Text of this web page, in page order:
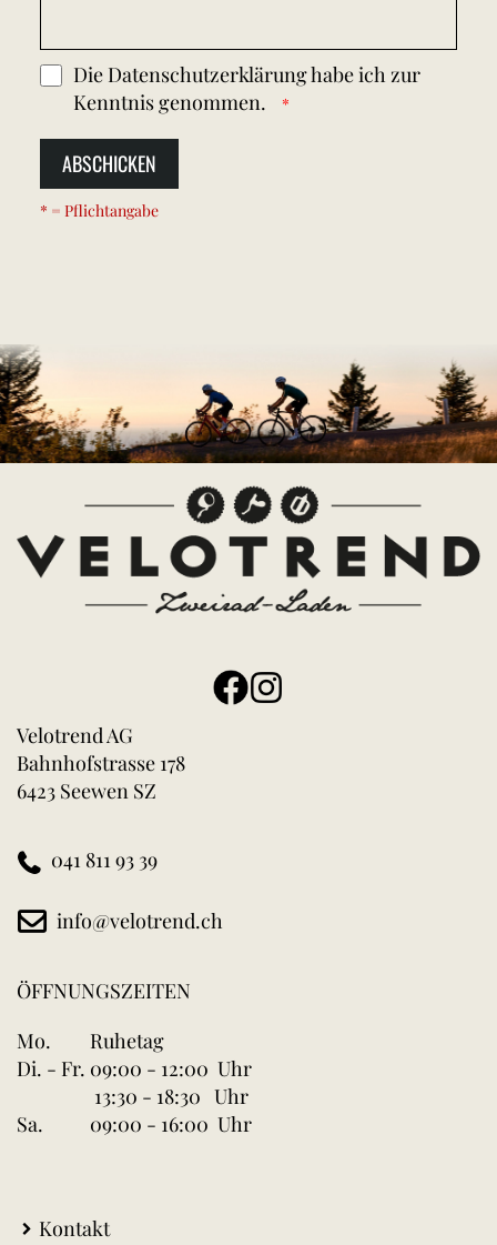
Die Datenschutzerklärunghabe ich zur
Kenntnis genommen.
ABSCHICKEN
* = Pflichtangabe
Velotrend AG
Bahnhofstrasse 178
6423 Seewen SZ
041 811 93 39
info@velotrend.ch
ÖFFNUNGSZEITEN
Mo.
Ruhetag
Di. - Fr. 09:00 - 12:00 Uhr
13:30 - 18:30 Uhr
Sa.
09:00 - 16:00 Uhr
Kontakt